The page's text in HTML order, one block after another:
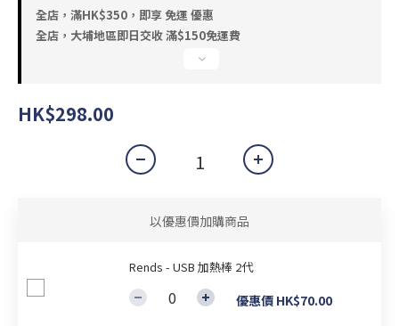
全店，滿HK$350，即享 免運 優惠
全店，大埔地區即日交收 滿$150免運費
HK$298.00
以優惠價加購商品
Rends - USB 加熱棒 2代
優惠價 HK$70.00